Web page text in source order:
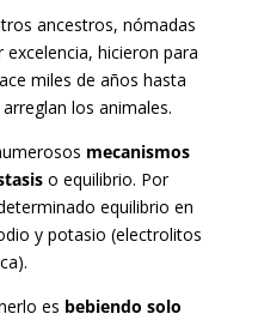
ancestros, nómadas
hicieron para
miles de años hasta
los animales.
mecanismos
o equilibrio. Por
equilibrio en
y potasio (electrolitos
es bebiendo solo